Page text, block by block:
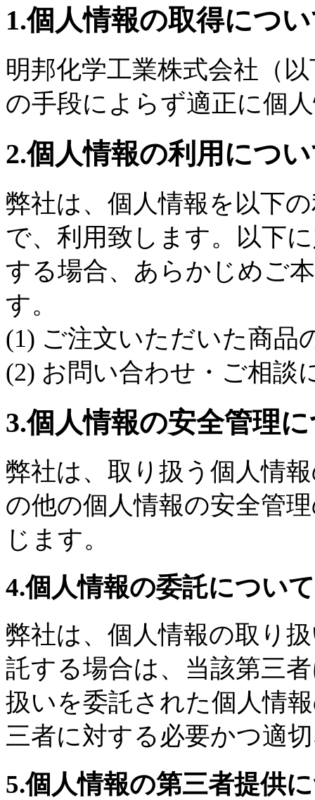
1.個人情報の取得につ
明邦化学工業株式会社（
の手段によらず適正に個
2.個人情報の利用につ
弊社は、個人情報を以下
で、利用致します。以下
する場合、あらかじめご
す。
(1) ご注文いただいた商品
(2) お問い合わせ・ご相談
3.個人情報の安全管理
弊社は、取り扱う個人情
の他の個人情報の安全管
じます。
4.個人情報の委託について
弊社は、個人情報の取り
託する場合は、当該第三
扱いを委託された個人情
三者に対する必要かつ適
5.個人情報の第三者提供